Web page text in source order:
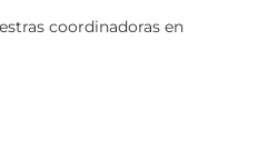
coordinadoras en